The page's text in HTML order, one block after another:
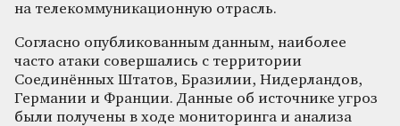
на телекоммуникационную отрасль.
Согласно опубликованным данным, наиболее
часто атаки совершались с территории
Соединённых Штатов, Бразилии, Нидерландов,
Германии и Франции. Данные об источнике угроз
были получены в ходе мониторинга и анализа